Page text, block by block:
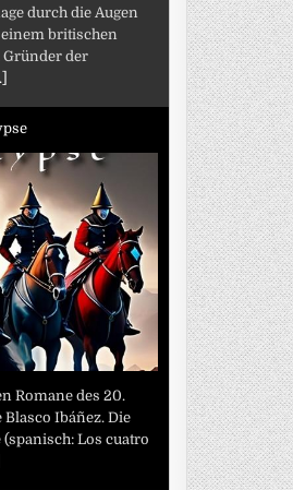
durch die Augen
britischen
Gründer der
Romane des 20.
Ibáñez. Die
Los cuatro